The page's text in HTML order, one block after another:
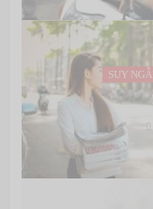
SUY